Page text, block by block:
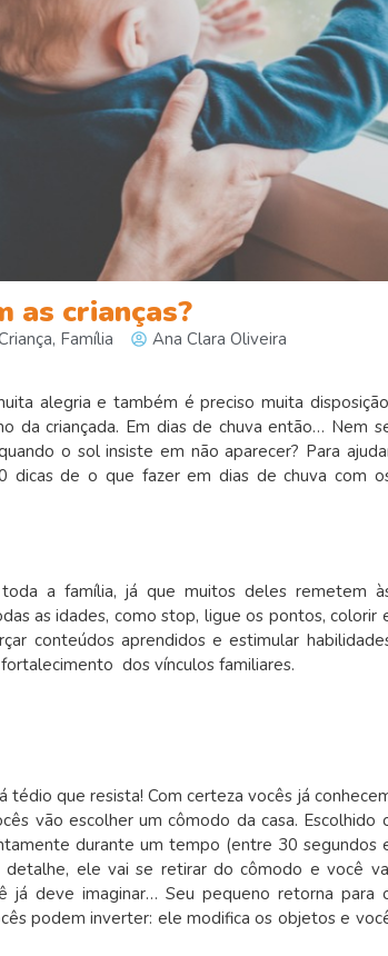
as crianças?
, Família Ana Clara Oliveira
alegria e também é preciso muita
da criançada. Em dias de chuva então… Nem
o sol insiste em não aparecer? Para
dicas de o que fazer em dias de chuva com
a família, já que muitos deles remetem
as idades, como stop, ligue os pontos, colorir
conteúdos aprendidos e estimular
dos vínculos familiares.
tédio que resista! Com certeza vocês já
vão escolher um cômodo da casa. Escolhido
durante um tempo (entre 30 segundos
ele vai se retirar do cômodo e você
já deve imaginar… Seu pequeno retorna para
podem inverter: ele modifica os objetos e